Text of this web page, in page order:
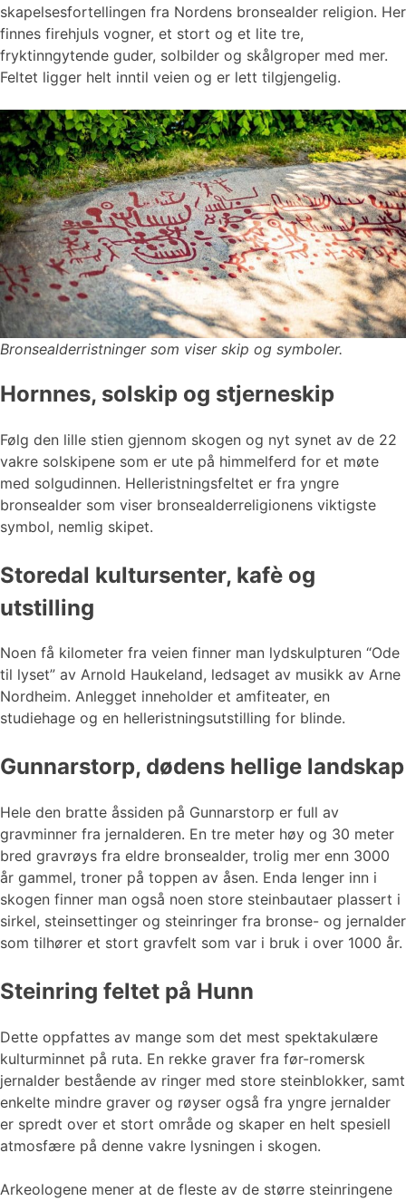
skapelsesfortellingen fra Nordens bronsealder religion. Her
finnes firehjuls vogner, et stort og et lite tre,
fryktinngytende guder, solbilder og skålgroper med mer.
Feltet ligger helt inntil veien og er lett tilgjengelig.
Bronsealderristninger som viser skip og symboler.
Hornnes, solskip og stjerneskip
Følg den lille stien gjennom skogen og nyt synet av de 22
vakre solskipene som er ute på himmelferd for et møte
med solgudinnen. Helleristningsfeltet er fra yngre
bronsealder som viser bronsealderreligionens viktigste
symbol, nemlig skipet.
Storedal kultursenter, kafè og
utstilling
Noen få kilometer fra veien finner man lydskulpturen “Ode
til lyset” av Arnold Haukeland, ledsaget av musikk av Arne
Nordheim. Anlegget inneholder et amfiteater, en
studiehage og en helleristningsutstilling for blinde.
Gunnarstorp, dødens hellige landskap
Hele den bratte åssiden på Gunnarstorp er full av
gravminner fra jernalderen. En tre meter høy og 30 meter
bred gravrøys fra eldre bronsealder, trolig mer enn 3000
år gammel, troner på toppen av åsen. Enda lenger inn i
skogen finner man også noen store steinbautaer plassert i
sirkel, steinsettinger og steinringer fra bronse- og jernalder
som tilhører et stort gravfelt som var i bruk i over 1000 år.
Steinring feltet på Hunn
Dette oppfattes av mange som det mest spektakulære
kulturminnet på ruta. En rekke graver fra før-romersk
jernalder bestående av ringer med store steinblokker, samt
enkelte mindre graver og røyser også fra yngre jernalder
er spredt over et stort område og skaper en helt spesiell
atmosfære på denne vakre lysningen i skogen.
Arkeologene mener at de fleste av de større steinringene